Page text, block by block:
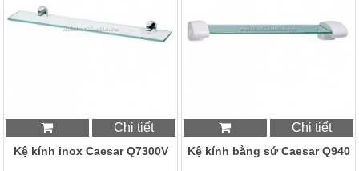
Chi tiết
Kệ kính inox Caesar Q7300V
Chi tiết
Kệ kính bằng sứ Caesar Q940